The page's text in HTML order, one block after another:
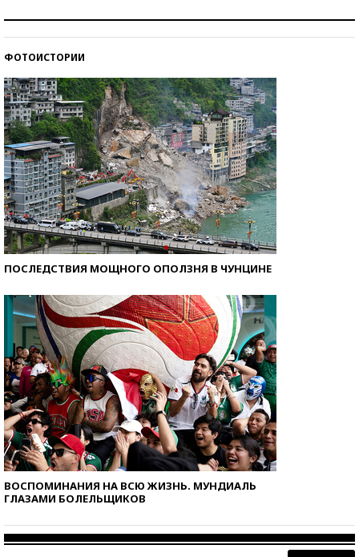
ФОТОИСТОРИИ
ПОСЛЕДСТВИЯ МОЩНОГО ОПОЛЗНЯ В ЧУНЦИНЕ
ВОСПОМИНАНИЯ НА ВСЮ ЖИЗНЬ. МУНДИАЛЬ
ГЛАЗАМИ БОЛЕЛЬЩИКОВ